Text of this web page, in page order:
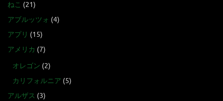
ねこ (21)
アブルッツォ (4)
アプリ (15)
アメリカ (7)
オレゴン (2)
カリフォルニア (5)
アルザス (3)